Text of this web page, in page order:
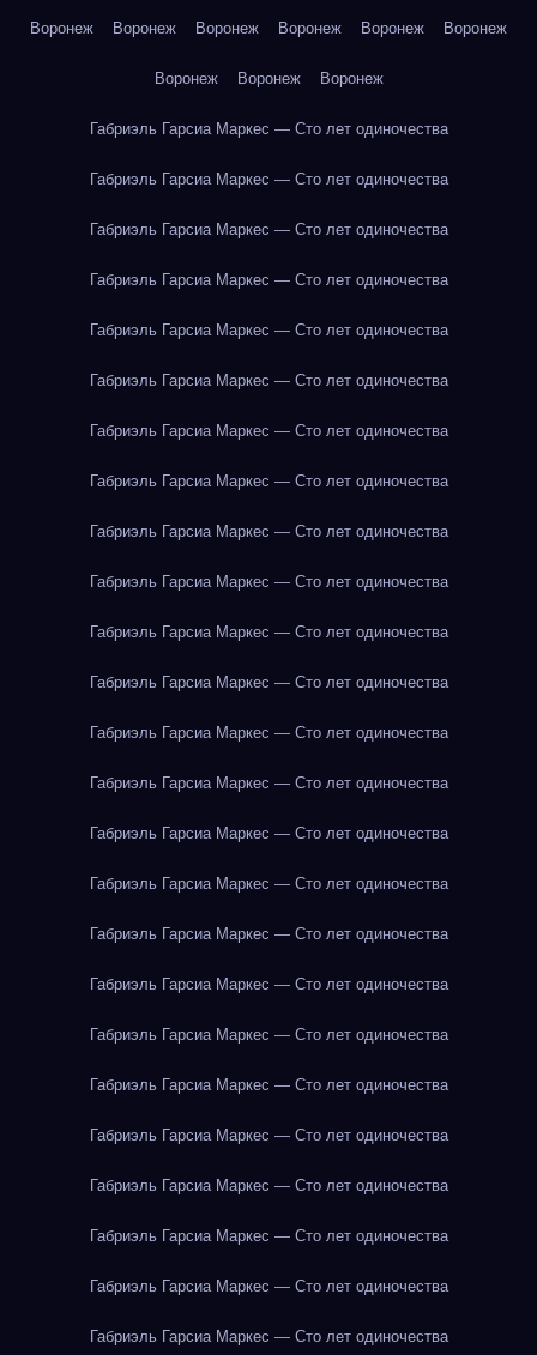
Воронеж Воронеж Воронеж Воронеж Воронеж Воронеж
Воронеж Воронеж Воронеж
Габриэль Гарсиа Маркес — Сто лет одиночества
Габриэль Гарсиа Маркес — Сто лет одиночества
Габриэль Гарсиа Маркес — Сто лет одиночества
Габриэль Гарсиа Маркес — Сто лет одиночества
Габриэль Гарсиа Маркес — Сто лет одиночества
Габриэль Гарсиа Маркес — Сто лет одиночества
Габриэль Гарсиа Маркес — Сто лет одиночества
Габриэль Гарсиа Маркес — Сто лет одиночества
Габриэль Гарсиа Маркес — Сто лет одиночества
Габриэль Гарсиа Маркес — Сто лет одиночества
Габриэль Гарсиа Маркес — Сто лет одиночества
Габриэль Гарсиа Маркес — Сто лет одиночества
Габриэль Гарсиа Маркес — Сто лет одиночества
Габриэль Гарсиа Маркес — Сто лет одиночества
Габриэль Гарсиа Маркес — Сто лет одиночества
Габриэль Гарсиа Маркес — Сто лет одиночества
Габриэль Гарсиа Маркес — Сто лет одиночества
Габриэль Гарсиа Маркес — Сто лет одиночества
Габриэль Гарсиа Маркес — Сто лет одиночества
Габриэль Гарсиа Маркес — Сто лет одиночества
Габриэль Гарсиа Маркес — Сто лет одиночества
Габриэль Гарсиа Маркес — Сто лет одиночества
Габриэль Гарсиа Маркес — Сто лет одиночества
Габриэль Гарсиа Маркес — Сто лет одиночества
Габриэль Гарсиа Маркес — Сто лет одиночества